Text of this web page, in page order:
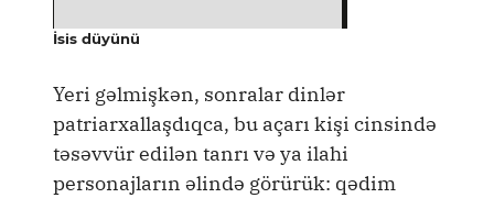
İsis düyünü
Yeri gəlmişkən, sonralar dinlər
patriarxallaşdıqca, bu açarı kişi cinsində
təsəvvür edilən tanrı və ya ilahi
personajların əlində görürük: qədim